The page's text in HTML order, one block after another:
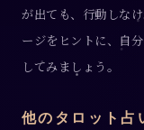
が出ても、行動しな
ージをヒントに、自
してみましょう。
他のタロット占